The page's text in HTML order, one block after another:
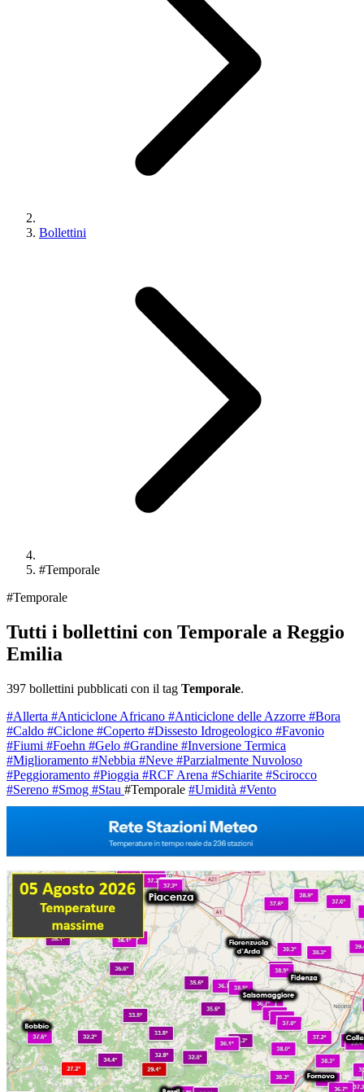
Bollettini
#Temporale
#Temporale
Tutti i bollettini con Temporale a Reggio
Emilia
397 bollettini pubblicati con il tag Temporale.
#Allerta #Anticiclone Africano #Anticiclone delle Azzorre #Bora
#Caldo #Ciclone #Coperto #Dissesto Idrogeologico #Favonio
#Fiumi #Foehn #Gelo #Grandine #Inversione Termica
#Miglioramento #Nebbia #Neve #Parzialmente Nuvoloso
#Peggioramento #Pioggia #RCF Arena #Schiarite #Scirocco
#Sereno #Smog #Stau #Temporale #Umidità #Vento